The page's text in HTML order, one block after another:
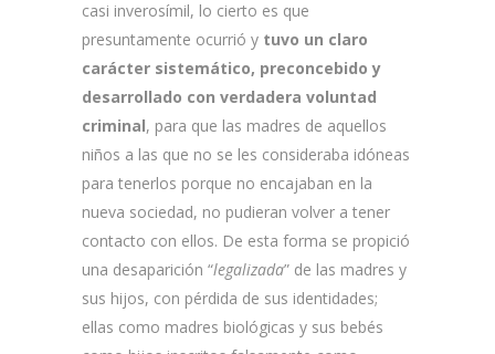
casi inverosímil, lo cierto es que
presuntamente ocurrió y tuvo un claro
carácter sistemático, preconcebido y
desarrollado con verdadera voluntad
criminal, para que las madres de aquellos
niños a las que no se les consideraba idóneas
para tenerlos porque no encajaban en la
nueva sociedad, no pudieran volver a tener
contacto con ellos. De esta forma se propició
una desaparición “legalizada” de las madres y
sus hijos, con pérdida de sus identidades;
ellas como madres biológicas y sus bebés